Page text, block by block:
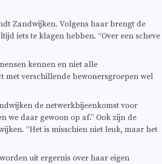
Zandwijken. Volgens haar brengt de
iets te klagen hebben. “Over een scheve
kennen en niet alle
met verschillende bewonersgroepen wel
de netwerkbijeenkomst voor
we daar gewoon op af.” Ook zijn de
“Het is misschien niet leuk, maar het
uit ergernis over haar eigen